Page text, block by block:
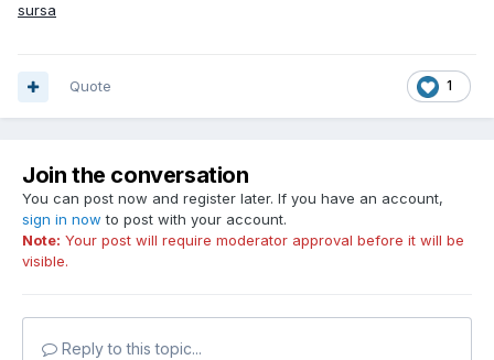
sursa
1
Quote
Join the conversation
You can post now and register later. If you have an account,
sign in now to post with your account.
Note: Your post will require moderator approval before it will be
visible.
Reply to this topic...